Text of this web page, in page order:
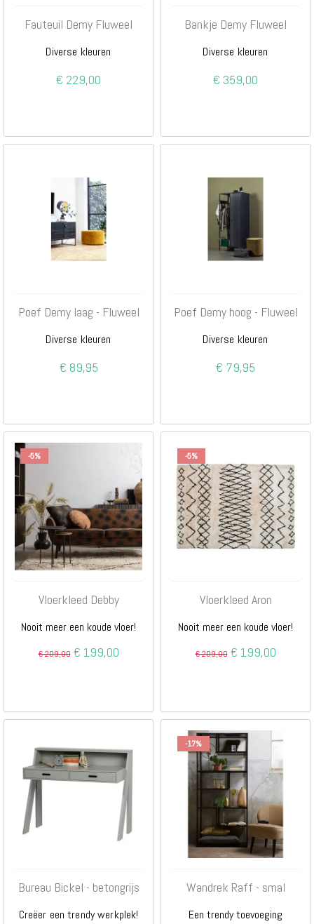
Fauteuil Demy Fluweel
Diverse kleuren
€ 229,00
Bankje Demy Fluweel
Diverse kleuren
€ 359,00
Poef Demy laag - Fluweel
Diverse kleuren
€ 89,95
Poef Demy hoog - Fluweel
Diverse kleuren
€ 79,95
-5%
Vloerkleed Debby
Nooit meer een koude vloer!
€ 209,00 Special
Price
€ 199,00
-5%
Vloerkleed Aron
Nooit meer een koude vloer!
€ 209,00 Special
Price
€ 199,00
Bureau Bickel - betongrijs
Creëer een trendy werkplek!
-17%
Wandrek Raff - smal
Een trendy toevoeging